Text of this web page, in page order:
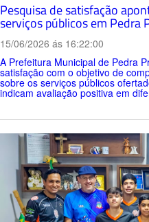
Pesquisa de satisfação
serviços públicos em Pedra
15/06/2026 ás 16:22:00
A Prefeitura Municipal de Pedra
satisfação com o objetivo de
sobre os serviços públicos
indicam avaliação positiva em